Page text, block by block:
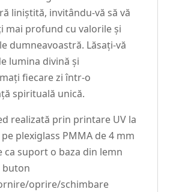
liniștită, invitându-vă să vă
mai profund cu valorile și
dumneavoastră. Lăsați-vă
lumina divină și
fiecare zi într-o
spirituală unică.
realizată prin printare UV la
pe plexiglass PMMA de 4 mm
ca suport o baza din lemn
buton
oprire/schimbare